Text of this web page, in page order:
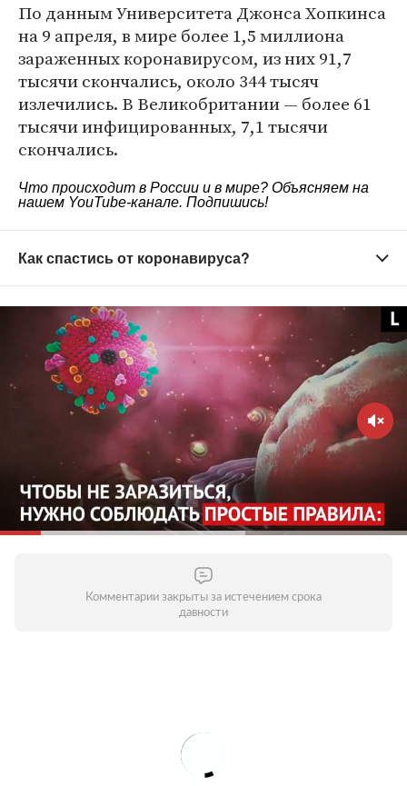
По данным Университета Джонса Хопкинса
на 9 апреля, в мире более 1,5 миллиона
зараженных коронавирусом, из них 91,7
тысячи скончались, около 344 тысяч
излечились. В Великобритании — более 61
тысячи инфицированных, 7,1 тысячи
скончались.
Что происходит в России и в мире? Объясняем на
нашем YouTube-канале. Подпишись!
Как спастись от коронавируса?
Старайтесь не выходить из дома без
необходимости
Зачем это нужно?Вирус распространяется в
общественных местах — старайтесь их избегать.
Домашний режим особенно важно соблюдать
людям старше 65 лет и тем, кто страдает
хроническими заболеваниями. Молодым стоит
воздержаться от личного общения с родителями,
бабушками и дедушками и пожилыми людьми
вообще. Старайтесь поддерживать контакты по
уберечь пожилых людей от опасности заражения.
близко, то можете заразиться вирусом при
вдыхании воздуха. Держитесь от людей на
Комментарии закрыты за истечением срока
давности